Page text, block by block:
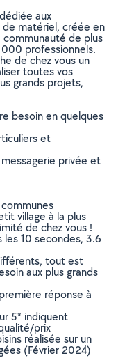
aux
matériel, créée en
communauté de plus
professionnels.
de chez vous un
toutes vos
grands projets,
besoin en quelques
et
privée et
village à la plus
de chez vous !
10 secondes, 3.6
tout est
aux plus grands
réponse à
5* indiquent
prix
réalisée sur un
(Février 2024)